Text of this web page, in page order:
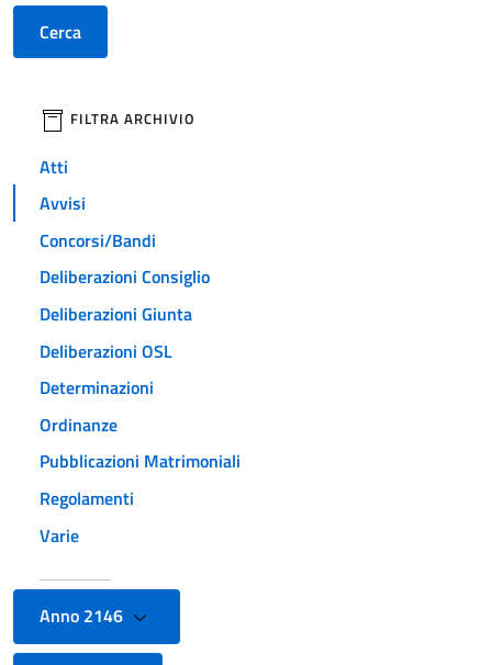
Cerca
filtri da applicare
FILTRA ARCHIVIO
Atti
Avvisi
Concorsi/Bandi
Deliberazioni Consiglio
Deliberazioni Giunta
Deliberazioni OSL
Determinazioni
Ordinanze
Pubblicazioni Matrimoniali
Regolamenti
Varie
Anno 2146